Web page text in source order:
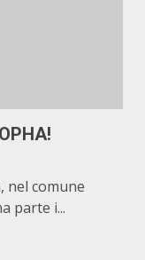
nel comune
parte i...